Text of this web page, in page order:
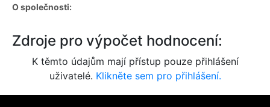
O společnosti:
Zdroje pro výpočet hodnocení:
K těmto údajům mají přístup pouze přihlášení
uživatelé. Klikněte sem pro přihlášení.